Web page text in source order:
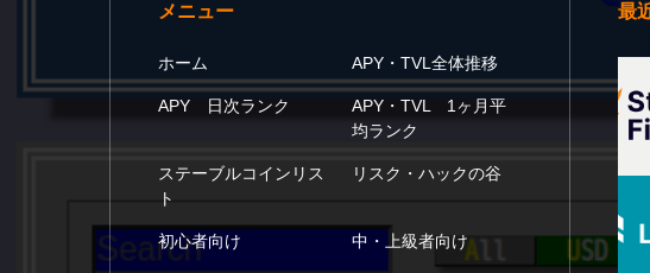
メニュー
ホーム APY・TVL全体推移
APY 日次ランク
APY・TVL 1ヶ月平
均ランク
ステーブルコインリス
ト
リスク・ハックの谷
初心者向け 中・上級者向け
最